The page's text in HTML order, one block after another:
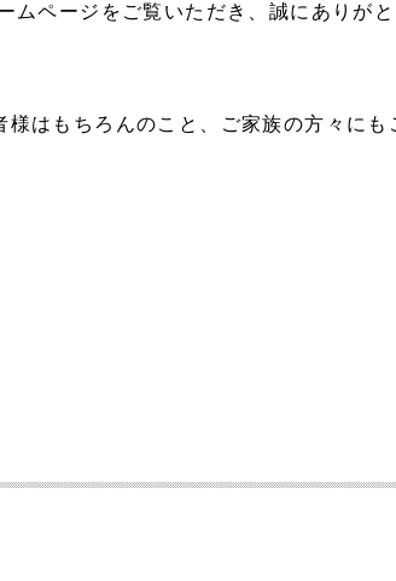
ページをご覧いただき、誠にありが
はもちろんのこと、ご家族の方々にも